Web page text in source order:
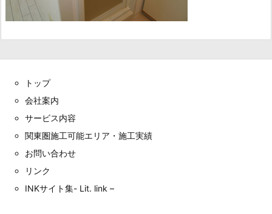
トップ
会社案内
サービス内容
関東圏施工可能エリア・施工実績
お問い合わせ
リンク
INKサイト集- Lit. link –